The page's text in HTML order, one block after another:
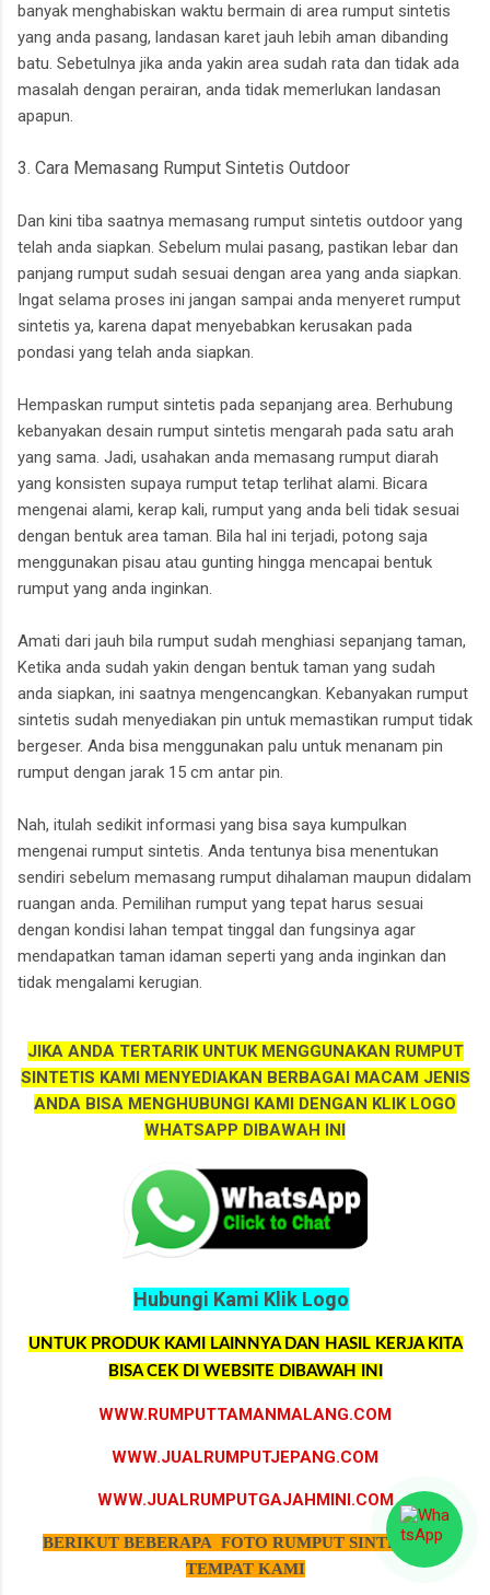
banyak menghabiskan waktu bermain di area rumput sintetis
yang anda pasang, landasan karet jauh lebih aman dibanding
batu. Sebetulnya jika anda yakin area sudah rata dan tidak ada
masalah dengan perairan, anda tidak memerlukan landasan
apapun.
3. Cara Memasang Rumput Sintetis Outdoor
Dan kini tiba saatnya memasang rumput sintetis outdoor yang
telah anda siapkan. Sebelum mulai pasang, pastikan lebar dan
panjang rumput sudah sesuai dengan area yang anda siapkan.
Ingat selama proses ini jangan sampai anda menyeret rumput
sintetis ya, karena dapat menyebabkan kerusakan pada
pondasi yang telah anda siapkan.
Hempaskan rumput sintetis pada sepanjang area. Berhubung
kebanyakan desain rumput sintetis mengarah pada satu arah
yang sama. Jadi, usahakan anda memasang rumput diarah
yang konsisten supaya rumput tetap terlihat alami. Bicara
mengenai alami, kerap kali, rumput yang anda beli tidak sesuai
dengan bentuk area taman. Bila hal ini terjadi, potong saja
menggunakan pisau atau gunting hingga mencapai bentuk
rumput yang anda inginkan.
Amati dari jauh bila rumput sudah menghiasi sepanjang taman,
Ketika anda sudah yakin dengan bentuk taman yang sudah
anda siapkan, ini saatnya mengencangkan. Kebanyakan rumput
sintetis sudah menyediakan pin untuk memastikan rumput tidak
bergeser. Anda bisa menggunakan palu untuk menanam pin
rumput dengan jarak 15 cm antar pin.
Nah, itulah sedikit informasi yang bisa saya kumpulkan
mengenai rumput sintetis. Anda tentunya bisa menentukan
sendiri sebelum memasang rumput dihalaman maupun didalam
ruangan anda. Pemilihan rumput yang tepat harus sesuai
dengan kondisi lahan tempat tinggal dan fungsinya agar
mendapatkan taman idaman seperti yang anda inginkan dan
tidak mengalami kerugian.
JIKA ANDA TERTARIK UNTUK MENGGUNAKAN RUMPUT
SINTETIS KAMI MENYEDIAKAN BERBAGAI MACAM JENIS
ANDA BISA MENGHUBUNGI KAMI DENGAN KLIK LOGO
WHATSAPP DIBAWAH INI
Hubungi Kami Klik Logo
UNTUK PRODUK KAMI LAINNYA DAN HASIL KERJA KITA
BISA CEK DI WEBSITE DIBAWAH INI
WWW.RUMPUTTAMANMALANG.COM
WWW.JUALRUMPUTJEPANG.COM
WWW.JUALRUMPUTGAJAHMINI.COM
BERIKUT BEBERAPA FOTO RUMPUT SINTETIS DI
TEMPAT KAMI